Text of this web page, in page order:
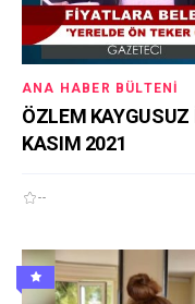
ANA HABER BÜLTENI
ÖZLEM KAYGUSUZ
KASIM 2021
--